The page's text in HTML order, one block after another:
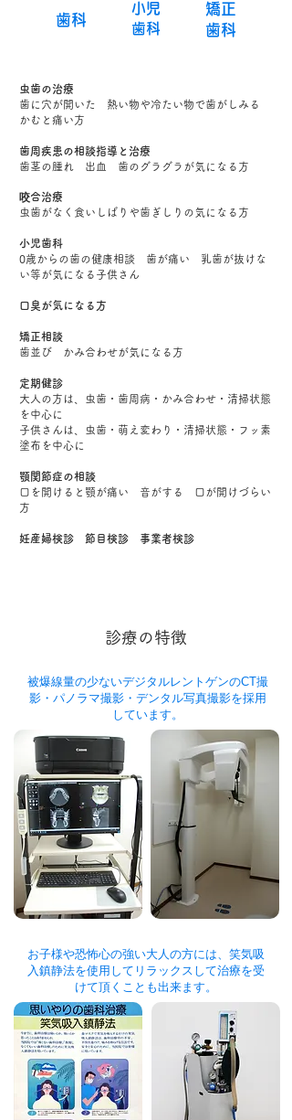
歯科
小児
歯科
矯正
歯科
虫歯の治療
歯に穴が開いた 熱い物や冷たい物で歯がしみる
かむと痛い方
歯周疾患の相談指導と治療
歯茎の腫れ 出血 歯のグラグラが気になる方
咬合治療
虫歯がなく食いしばりや歯ぎしりの気になる方
小児歯科
0歳からの歯の健康相談 歯が痛い 乳歯が抜けな
い等が気になる子供さん
口臭が気になる方
矯正相談
歯並び かみ合わせが気になる方
定期健診
大人の方は、虫歯・歯周病・かみ合わせ・清掃状態
を中心に
子供さんは、虫歯・萌え変わり・清掃状態・フッ素
塗布を中心に
顎関節症の相談
口を開けると顎が痛い 音がする 口が開けづらい
方
妊産婦検診 節目検診 事業者検診
診療の特徴
被爆線量の少ないデジタルレントゲンのCT撮
影・パノラマ撮影・デンタル写真撮影を採用
しています。
お子様や恐怖心の強い大人の方には、笑気吸
入鎮静法を使用してリラックスして治療を受
けて頂くことも出来ます。